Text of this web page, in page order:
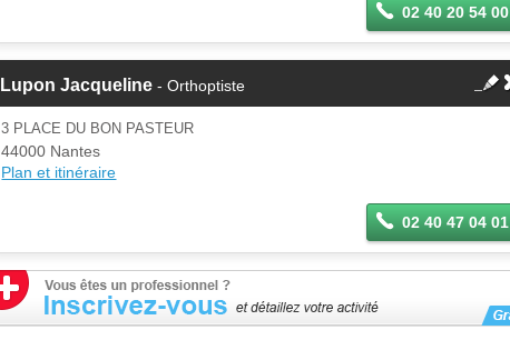
02 40 20 54 00
Lupon Jacqueline - Orthoptiste
3 PLACE DU BON PASTEUR
44000 Nantes
Plan et itinéraire
02 40 47 04 01